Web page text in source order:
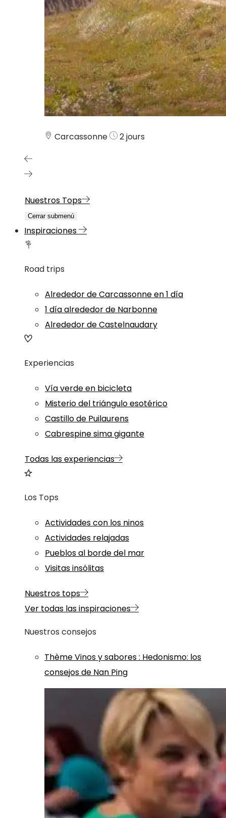
Carcassonne 2 jours
Nuestros Tops
Cerrar submenú
Inspiraciones
Road trips
Alrededor de Carcassonne en 1 día
1 día alrededor de Narbonne
Alrededor de Castelnaudary
Experiencias
Vía verde en bicicleta
Misterio del triángulo esotérico
Castillo de Puilaurens
Cabrespine sima gigante
Todas las experiencias
Los Tops
Actividades con los ninos
Actividades relajadas
Pueblos al borde del mar
Visitas insólitas
Nuestros tops
Ver todas las inspiraciones
Nuestros consejos
ThèmeVinos y sabores: Hedonismo: los
consejos de Nan Ping